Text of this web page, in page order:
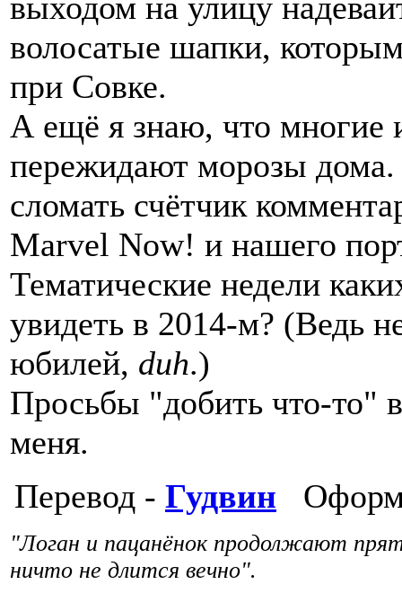
волосатые шапки,
при Совке.
А ещё я знаю, что многие
пережидают морозы дома.
сломать счётчик
Marvel Now! и нашего
Тематические недели
увидеть в 2014-м? (Ведь
юбилей, duh.)
Просьбы "добить что-то"
меня.
Перевод - Гудвин
"Логан и пацанёнок продолжают
ничто не длится вечно".